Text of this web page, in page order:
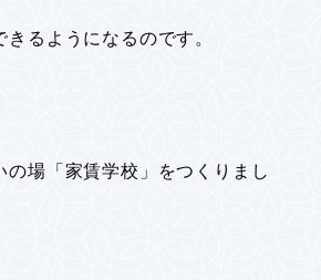
るようになるのです。
の場「家賃学校」をつくりまし